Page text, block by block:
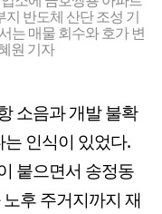
반도체 산단 조성 기
는 매물 회수와 호가 변
원 기자
소음과 개발 불확
인식이 있었다.
붙으면서 송정동
후 주거지까지 재